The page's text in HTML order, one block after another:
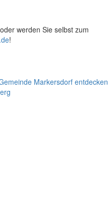
werden Sie selbst zum
!